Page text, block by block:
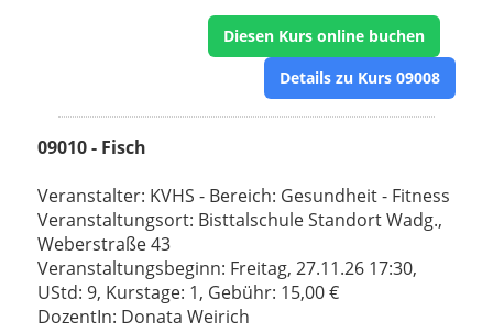
Diesen Kurs online buchen
Details zu Kurs 09008
09010 - Fisch
Veranstalter: KVHS - Bereich: Gesundheit - Fitness
Veranstaltungsort: Bisttalschule Standort Wadg.,
Weberstraße 43
Veranstaltungsbeginn: Freitag, 27.11.26 17:30,
UStd: 9, Kurstage: 1, Gebühr: 15,00 €
DozentIn: Donata Weirich